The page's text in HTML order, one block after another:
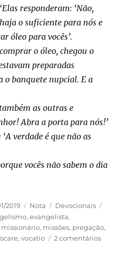
responderam: ‘Não,
o suficiente para nós e
óleo para vocês’.
o óleo, chegou o
preparadas
o banquete nupcial. E a
as outras e
Abra a porta para nós!’
verdade é que não as
vocês não sabem o dia
2019 Formato
Nota Categorias
Devocionais
,evangelista,
missionário, missões, pregação,
,vocatio 2 comentáriosem